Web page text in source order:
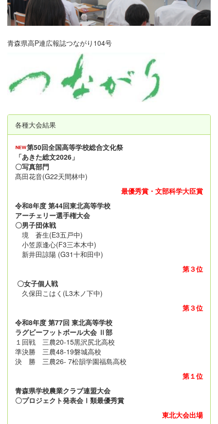
青森県高P連広報誌つながり104号
各種大会結果
第50回全国高等学校総合文化祭
「あきた総文2026」
〇写真部門
髙田花音(G22天間林中)
最優秀賞・文部科学大臣賞
令和8年度 第44回東北高等学校
アーチェリー選手権大会
〇男子団体戦
境 蒼生(E3五戸中)
小笠原逢心(F3三本木中)
新井田諒陽 (G31十和田中)
第３位
〇女子個人戦
久保田こはく(L3木ノ下中)
第３位
令和8年度 第77回 東北高等学校
ラグビーフットボール大会 Ⅱ部
１回戦 三農20-15黒沢尻北高校
準決勝 三農48-19磐城高校
決 勝 三農26- 7松韻学園福島高校
第１位
青森県学校農業クラブ連盟大会
〇プロジェクト発表会Ⅰ類最優秀賞
東北大会出場